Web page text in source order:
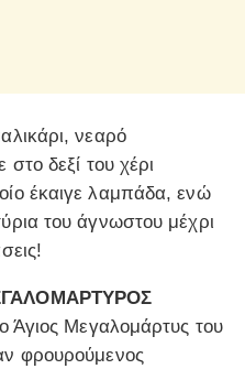
νεαρό
δεξί του χέρι
έκαιγε λαμπάδα, ενώ
του άγνωστου μέχρι
Άγιος Μεγαλομάρτυς του
φρουρούμενος